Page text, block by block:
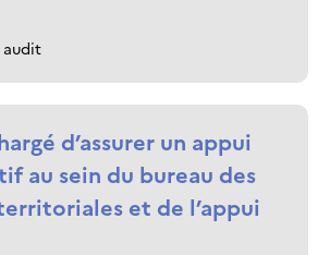
audit
d’assurer un appui
au sein du bureau des
et de l’appui